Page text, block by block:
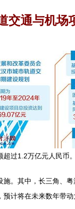
交通与机场
过1.2万亿元人民币
。其中，长三角、
计将在未来数年带动